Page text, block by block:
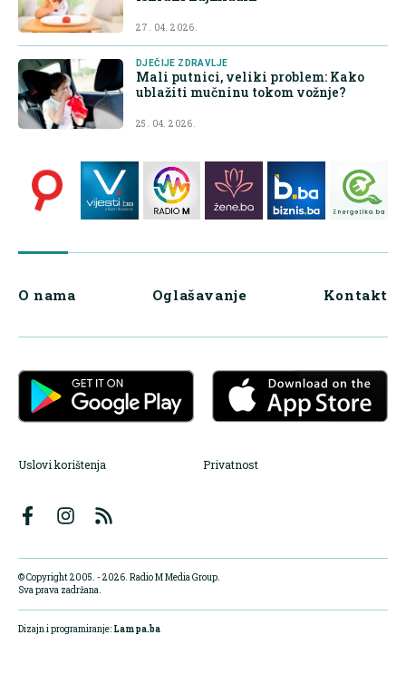
27. 04. 2026.
DJEČIJE ZDRAVLJE
Mali putnici, veliki problem: Kako
ublažiti mučninu tokom vožnje?
25. 04. 2026.
O nama Oglašavanje Kontakt
Uslovi korištenja Privatnost
© Copyright 2005. - 2026. Radio M Media Group.
Sva prava zadržana.
Dizajn i programiranje: Lampa.ba